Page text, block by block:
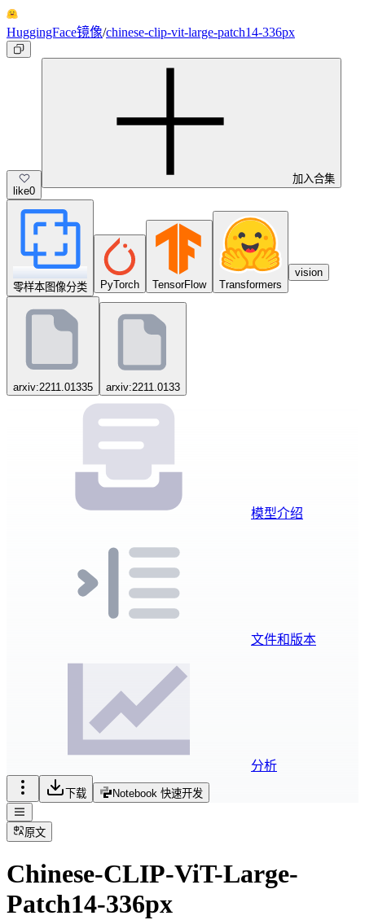
HuggingFace镜像/chinese-clip-vit-large-patch14-336px
like0
加入合集
零样本图像分类 PyTorch TensorFlow Transformers
vision
arxiv:2211.01335 arxiv:2211.0133
模型介绍
文件和版本
分析
下载 Notebook 快速开发
原文
Chinese-CLIP-ViT-Large-
Patch14-336px